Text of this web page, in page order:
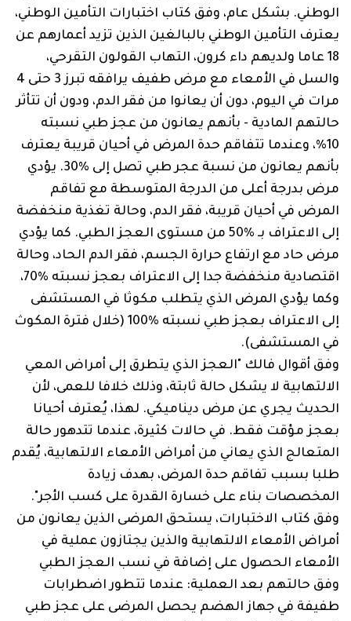
الوطني. بشكل عام، وفق كتاب اختبارات التأمين الوطني،
يعترف التأمين الوطني بالبالغين الذين تزيد أعمارهم عن
18 عاما ولديهم داء كرون، التهاب القولون التقرحي،
والسل في الأمعاء مع مرض طفيف يرافقه تبرز 3 حتى 4
مرات في اليوم، دون أن يعانوا من فقر الدم، ودون أن تتأثر
حالتهم المادية - بأنهم يعانون من عجز طبي نسبته
10%، وعندما تتفاقم حدة المرض في أحيان قريبة يعترف
بأنهم يعانون من نسبة عجر طبي تصل إلى %30. يؤدي
مرض بدرجة أعلى من الدرجة المتوسطة مع تفاقم
المرض في أحيان قريبة، فقر الدم، وحالة تغذية منخفضة
إلى الاعتراف بـ %50 من مستوى العجز الطبي. كما يؤدي
مرض حاد مع ارتفاع حرارة الجسم، فقر الدم الحاد، وحالة
اقتصادية منخفضة جدا إلى الاعتراف بعجز نسبته %70،
وكما يؤدي المرض الذي يتطلب مكوثا في المستشفى
إلى الاعتراف بعجز طبي نسبته %100 (خلال فترة المكوث
في المستشفى).
وفق أقوال فالك "العجز الذي يتطرق إلى أمراض المعي
الالتهابية لا يشكل حالة ثابتة، وذلك خلافا للعمى، لأن
الحديث يجري عن مرض ديناميكي. لهذا، يُعترف أحيانا
بعجز مؤقت فقط. في حالات كثيرة، عندما تتدهور حالة
المتعالج الذي يعاني من أمراض الأمعاء الالتهابية، يُقدم
طلبا بسبب تفاقم حدة المرض، بهدف زيادة
المخصصات بناء على خسارة القدرة على كسب الأجر".
وفق كتاب الاختبارات، يستحق المرضى الذين يعانون من
أمراض الأمعاء الالتهابية والذين يجتازون عملية في
الأمعاء الحصول على إضافة في نسب العجز الطبي
وفق حالتهم بعد العملية: عندما تتطور اضطرابات
طفيفة في جهاز الهضم يحصل المرضى على عجز طبي